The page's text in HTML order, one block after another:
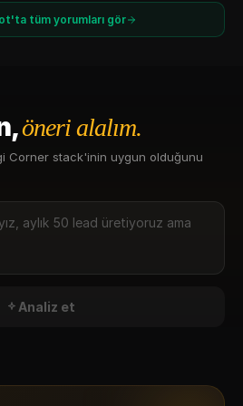
tüm yorumları gör
öneri alalım.
Corner stack'inin uygun olduğunu
Analiz et